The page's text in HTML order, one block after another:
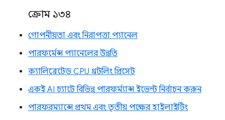
ক্রোম ১৩৪
গোপনীয়তা এবং নিরাপত্তা প্যানেল
পারফর্মেন্স প্যানেলের উন্নতি
ক্যালিব্রেটেড CPU থ্রটলিং প্রিসেট
একই AI চ্যাটে বিভিন্ন পারফর্ম্যান্স ইভেন্ট নির্বাচন করুন
পারফরম্যান্সে প্রথম এবং তৃতীয় পক্ষের হাইলাইটিং